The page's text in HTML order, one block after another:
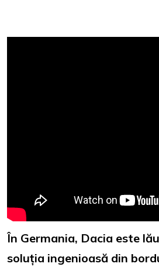
În Germania, Dacia este
soluția ingenioasă din